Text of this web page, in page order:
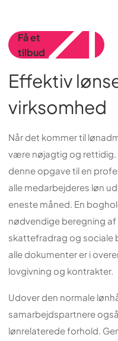
Få et
tilbud
Effektiv
virksomhed
Når det kommer til
være nøjagtig og rettidig.
denne opgave til en
alle medarbejderes løn
eneste måned. En
nødvendige beregning
skattefradrag og sociale
alle dokumenter er i
lovgivning og kontrakter.
Udover den normale
samarbejdspartnere
lønrelaterede forhold.